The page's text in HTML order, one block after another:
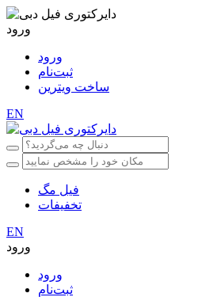
ورود
ورود
ثبت‌نام
ساخت ویترین
EN
فیل مگ
تخفیفات
EN
ورود
ورود
ثبت‌نام